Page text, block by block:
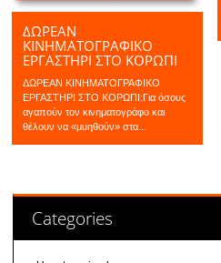
ΔΩΡΕΑΝ
ΚΙΝΗΜΑΤΟΓΡΑΦΙΚΟ
ΕΡΓΑΣΤΗΡΙ ΣΤΟ ΚΟΡΩΠΙ
ΔΩΡΕΑΝ ΚΙΝΗΜΑΤΟΓΡΑΦΙΚΟ
ΕΡΓΑΣΤΗΡΙ ΣΤΟ ΚΟΡΩΠΙ:Για όσους
αγαπούν τον κινηματογράφο και
θέλουν να «μυηθούν» στα...
Categories